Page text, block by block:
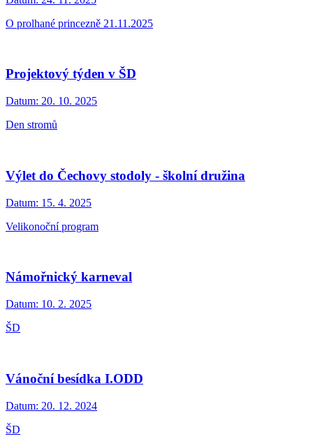
O prolhané princezně 21.11.2025
Projektový týden v ŠD
Datum: 20. 10. 2025
Den stromů
Výlet do Čechovy stodoly - školní družina
Datum: 15. 4. 2025
Velikonoční program
Námořnický karneval
Datum: 10. 2. 2025
ŠD
Vánoční besídka I.ODD
Datum: 20. 12. 2024
ŠD